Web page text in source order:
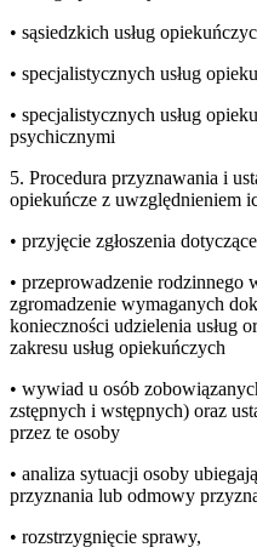
• sąsiedzkich usług
• specjalistycznych usług
• specjalistycznych usług
psychicznymi
5. Procedura przyznawania i
opiekuńcze z uwzględnieniem
• przyjęcie zgłoszenia
• przeprowadzenie
zgromadzenie wymaganych
konieczności udzielenia usług
zakresu usług opiekuńczych
• wywiad u osób
zstępnych i wstępnych) oraz
przez te osoby
• analiza sytuacji osoby
przyznania lub odmowy
• rozstrzygnięcie sprawy,